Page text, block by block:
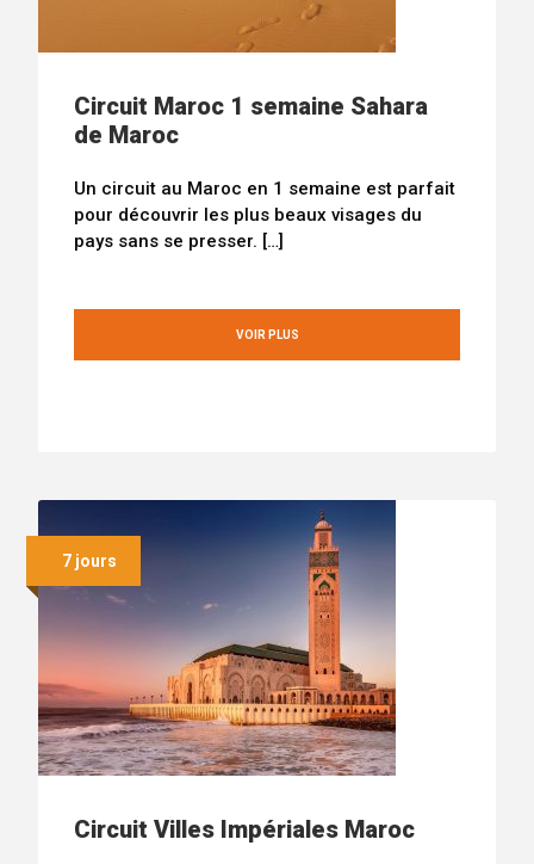
Circuit Maroc 1 semaine Sahara
de Maroc
Un circuit au Maroc en 1 semaine est parfait
pour découvrir les plus beaux visages du
pays sans se presser. […]
VOIR PLUS
7 jours
Circuit Villes Impériales Maroc